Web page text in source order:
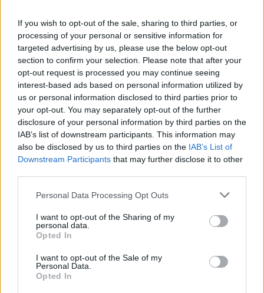
If you wish to opt-out of the sale, sharing to third parties, or
processing of your personal or sensitive information for
targeted advertising by us, please use the below opt-out
section to confirm your selection. Please note that after your
opt-out request is processed you may continue seeing
interest-based ads based on personal information utilized by
us or personal information disclosed to third parties prior to
your opt-out. You may separately opt-out of the further
disclosure of your personal information by third parties on the
IAB’s list of downstream participants. This information may
also be disclosed by us to third parties on the IAB’s List of
Downstream Participants that may further disclose it to other
Please note that this website/app uses one or more Google
not limited to your visit or usage behaviour. You may click to
grant or deny consent to Google and its third-party tags to
use your data for below specified purposes in below Google
consent section.
Personal Data Processing Opt Outs
I want to opt-out of the Sharing of my
personal data.
Opted In
I want to opt-out of the Sale of my
Personal Data.
Opted In
στο σήμερα: Tο τρίτο
ευρωπαϊκό ραντεβού του
Παναθηναϊκού με την
ιστορία
ΗΛΙΑΣ ΠΑΠΑΪΩΑΝΝΟΥ
08/03/2026
Αναγνώριση και σεβασμός
οι σημαντικότερες νίκες του
Α.Ο. Θήρας